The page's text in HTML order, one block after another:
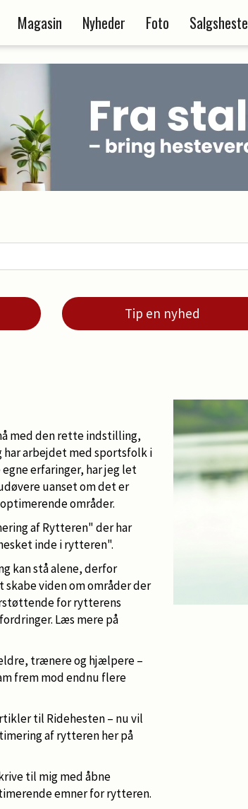
Magasin Nyheder Foto Salgsheste
Tip en nyhed
med den rette indstilling,
arbejdet med sportsfolk i
egne erfaringer, har jeg let
uanset om det er
områder.
af Rytteren" der har
inde i rytteren".
kan stå alene, derfor
viden om områder der
for rytterens
Læs mere på
trænere og hjælpere –
frem mod endnu flere
til Ridehesten – nu vil
af rytteren her på
til mig med åbne
emner for rytteren.